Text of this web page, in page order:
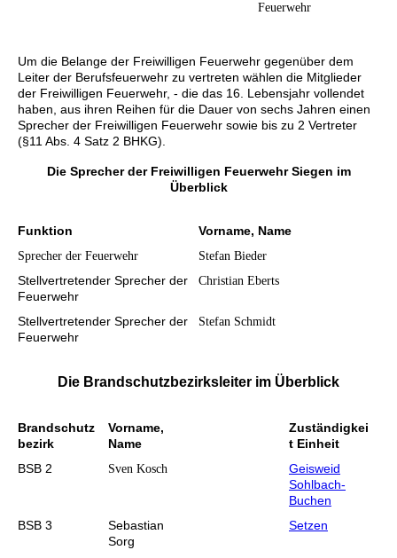
Feuerwehr
Um die Belange der Freiwilligen Feuerwehr gegenüber dem
Leiter der Berufsfeuerwehr zu vertreten wählen die Mitglieder
der Freiwilligen Feuerwehr, - die das 16. Lebensjahr vollendet
haben, aus ihren Reihen für die Dauer von sechs Jahren einen
Sprecher der Freiwilligen Feuerwehr sowie bis zu 2 Vertreter
(§11 Abs. 4 Satz 2 BHKG).
Die Sprecher der Freiwilligen Feuerwehr Siegen im
Überblick
Funktion Vorname, Name
Sprecher der Feuerwehr Stefan Bieder
Stellvertretender Sprecher der
Feuerwehr
Christian Eberts
Stellvertretender Sprecher der
Feuerwehr
Stefan Schmidt
Die Brandschutzbezirksleiter im Überblick
Brandschutz
bezirk
Vorname,
Name
Zuständigkei
t Einheit
BSB 2
Sven Kosch
Geisweid
Sohlbach-
Buchen
BSB 3
Sebastian
Sorg
Setzen